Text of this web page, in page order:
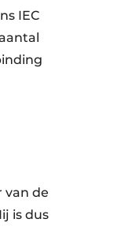
IEC
van de
is dus